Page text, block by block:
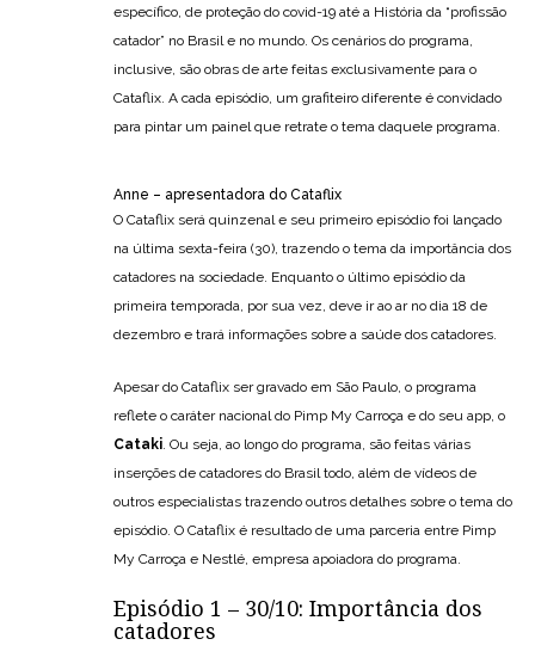
específico, de proteção do covid-19 até a História da “profissão
catador” no Brasil e no mundo. Os cenários do programa,
inclusive, são obras de arte feitas exclusivamente para o
Cataflix. A cada episódio, um grafiteiro diferente é convidado
para pintar um painel que retrate o tema daquele programa.
Anne – apresentadora do Cataflix
O Cataflix será quinzenal e seu primeiro episódio foi lançado
na última sexta-feira (30), trazendo o tema da importância dos
catadores na sociedade. Enquanto o último episódio da
primeira temporada, por sua vez, deve ir ao ar no dia 18 de
dezembro e trará informações sobre a saúde dos catadores.
Apesar do Cataflix ser gravado em São Paulo, o programa
reflete o caráter nacional do Pimp My Carroça e do seu app, o
Cataki . Ou seja, ao longo do programa, são feitas várias
inserções de catadores do Brasil todo, além de vídeos de
outros especialistas trazendo outros detalhes sobre o tema do
episódio. O Cataflix é resultado de uma parceria entre Pimp
My Carroça e Nestlé, empresa apoiadora do programa.
Episódio 1 – 30/10: Importância dos
catadores